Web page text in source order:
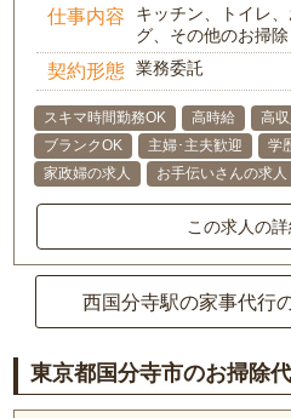
仕事内容
キッチン、トイレ
グ、その他のお掃除
契約形態 業務委託
スキマ時間勤務OK 高時給 高
ブランクOK
主婦･主夫歓迎 学
家政婦の求人
お手伝いさんの求人
この求人の
西国分寺駅の家事代行
東京都国分寺市のお掃除